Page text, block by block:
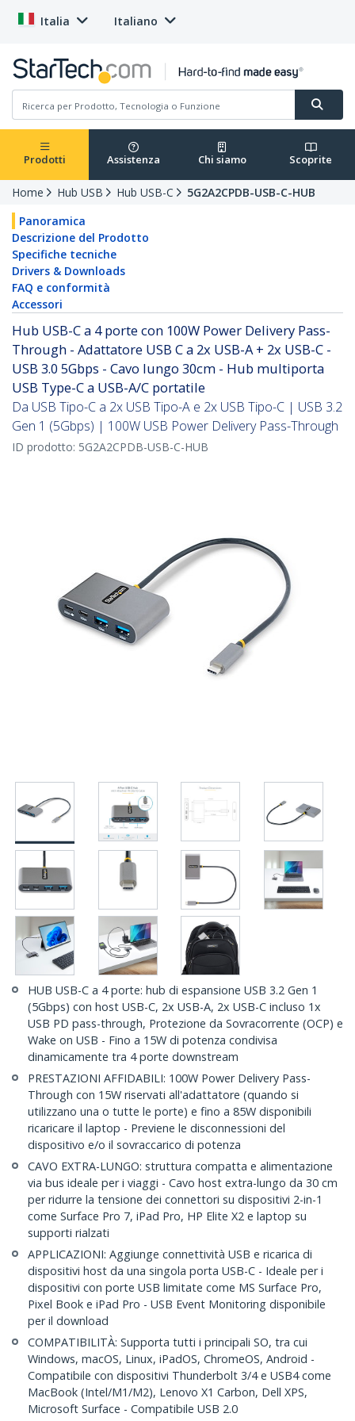
Italia Italiano
Prodotti Assistenza Chi siamo Scoprite
Home Hub USB Hub USB-C
5G2A2CPDB-USB-C-HUB
Panoramica
Descrizione del Prodotto
Specifiche tecniche
Drivers & Downloads
FAQ e conformità
Accessori
Hub USB-C a 4 porte con 100W Power Delivery Pass-
Through - Adattatore USB C a 2x USB-A + 2x USB-C -
USB 3.0 5Gbps - Cavo lungo 30cm - Hub multiporta
USB Type-C a USB-A/C portatile
Da USB Tipo-C a 2x USB Tipo-A e 2x USB Tipo-C | USB 3.2
Gen 1 (5Gbps) | 100W USB Power Delivery Pass-Through
ID prodotto: 5G2A2CPDB-USB-C-HUB
HUB USB-C a 4 porte: hub di espansione USB 3.2 Gen 1
(5Gbps) con host USB-C, 2x USB-A, 2x USB-C incluso 1x
USB PD pass-through, Protezione da Sovracorrente (OCP) e
Wake on USB - Fino a 15W di potenza condivisa
dinamicamente tra 4 porte downstream
PRESTAZIONI AFFIDABILI: 100W Power Delivery Pass-
Through con 15W riservati all'adattatore (quando si
utilizzano una o tutte le porte) e fino a 85W disponibili
ricaricare il laptop - Previene le disconnessioni del
dispositivo e/o il sovraccarico di potenza
CAVO EXTRA-LUNGO: struttura compatta e alimentazione
via bus ideale per i viaggi - Cavo host extra-lungo da 30 cm
per ridurre la tensione dei connettori su dispositivi 2-in-1
come Surface Pro 7, iPad Pro, HP Elite X2 e laptop su
supporti rialzati
APPLICAZIONI: Aggiunge connettività USB e ricarica di
dispositivi host da una singola porta USB-C - Ideale per i
dispositivi con porte USB limitate come MS Surface Pro,
Pixel Book e iPad Pro - USB Event Monitoring disponibile
per il download
COMPATIBILITÀ: Supporta tutti i principali SO, tra cui
Windows, macOS, Linux, iPadOS, ChromeOS, Android -
Compatibile con dispositivi Thunderbolt 3/4 e USB4 come
MacBook (Intel/M1/M2), Lenovo X1 Carbon, Dell XPS,
Microsoft Surface - Compatibile USB 2.0